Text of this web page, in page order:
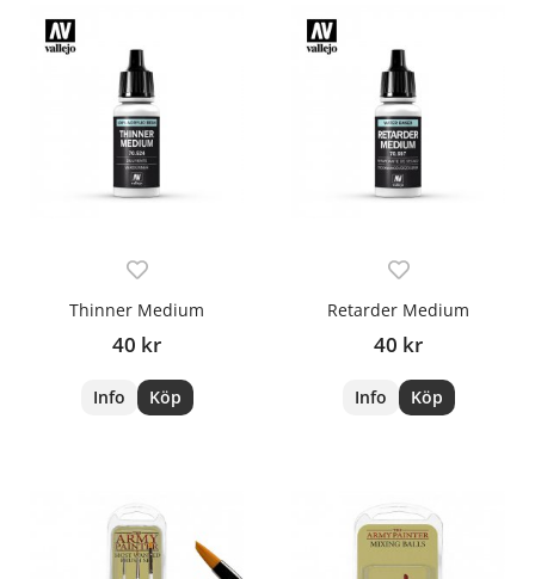
Thinner Medium
40 kr
Info Köp
Retarder Medium
40 kr
Info Köp